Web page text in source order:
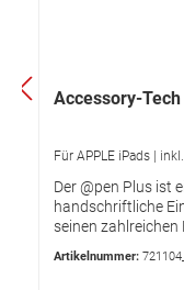
Accessory-Tech
Für APPLE iPads |
Der @pen Plus ist
handschriftliche
seinen
Artikelnummer: